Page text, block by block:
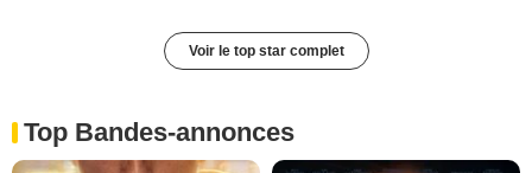
Voir le top star complet
Top Bandes-annonces